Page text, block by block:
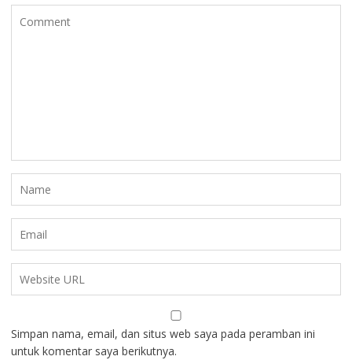
Simpan nama, email, dan situs web saya pada peramban ini
untuk komentar saya berikutnya.